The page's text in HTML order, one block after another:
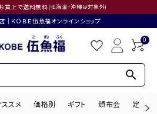
買上で送料無料(北海道・沖縄は対象外)
ＫＯＢＥ伍魚福オンラインショップ
0
search
スメ 価格別 ギフト 頒布会 定期購